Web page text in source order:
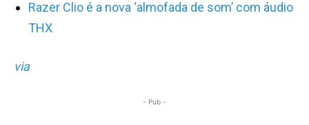
Razer Clio é a nova ‘almofada de som’ com áudio
THX
via
- Pub -